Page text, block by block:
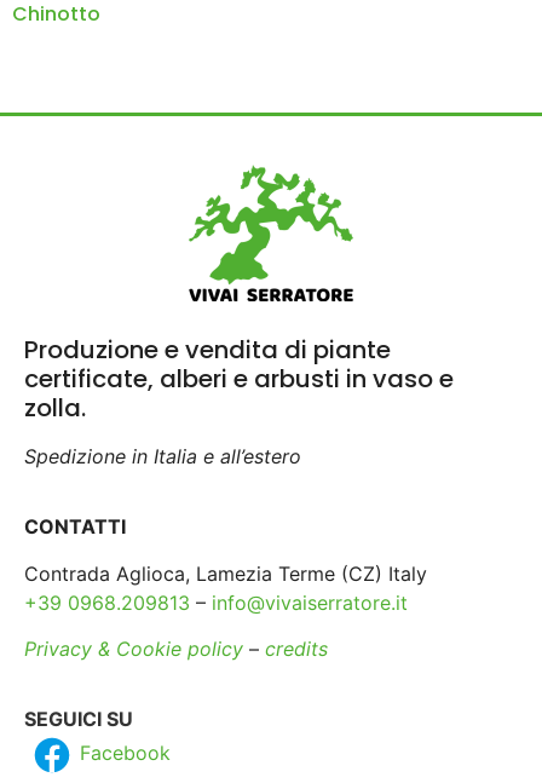
Chinotto
Produzione e vendita di piante
certificate, alberi e arbusti in vaso e
zolla.
Spedizione in Italia e all’estero
CONTATTI
Contrada Aglioca, Lamezia Terme (CZ) Italy
+39 0968.209813 – info@vivaiserratore.it
Privacy & Cookie policy – credits
SEGUICI SU
Facebook